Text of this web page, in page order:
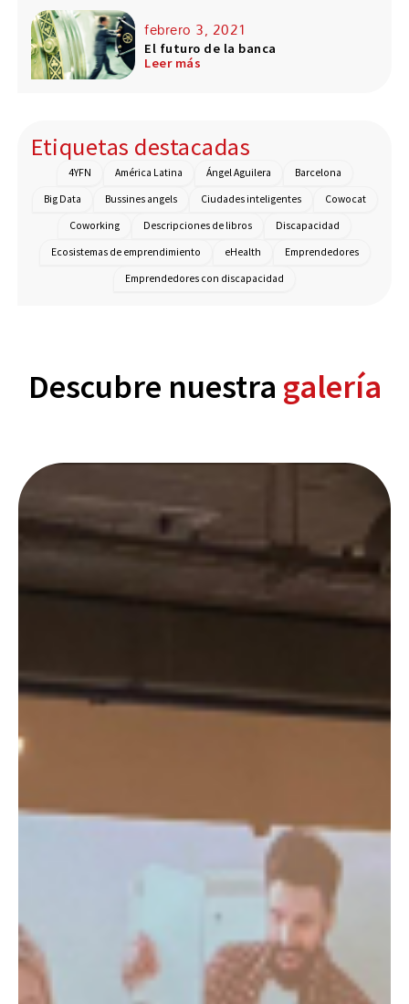
febrero 3, 2021
El futuro de la banca
Leer más
Etiquetas destacadas
4YFN América Latina Ángel Aguilera Barcelona
Big Data Bussines angels Ciudades inteligentes Cowocat
Coworking Descripciones de libros Discapacidad
Ecosistemas de emprendimiento eHealth Emprendedores
Emprendedores con discapacidad
Descubre nuestra galería